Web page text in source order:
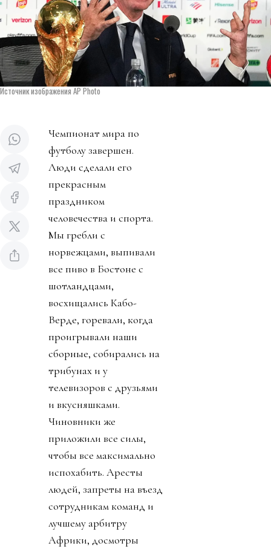
Источник изображения AP Photo
Чемпионат мира по
футболу завершен.
Люди сделали его
прекрасным
праздником
человечества и спорта.
Мы гребли с
норвежцами, выпивали
все пиво в Бостоне с
шотландцами,
восхищались Кабо-
Верде, горевали, когда
проигрывали наши
сборные, собирались на
трибунах и у
телевизоров с друзьями
и вкусняшками.
Чиновники же
приложили все силы,
чтобы все максимально
испохабить. Аресты
людей, запреты на въезд
сотрудникам команд и
лучшему арбитру
Африки, досмотры